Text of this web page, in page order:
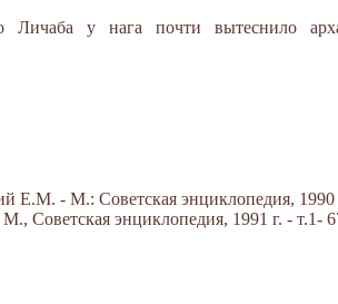
Личаба у нага почти вытеснило
Е.М. - М.: Советская энциклопедия, 1990
Советская энциклопедия, 1991 г. - т.1-